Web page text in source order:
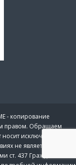
- копирование
правом. Обращаем
исключительно
не является
437 Гражданского